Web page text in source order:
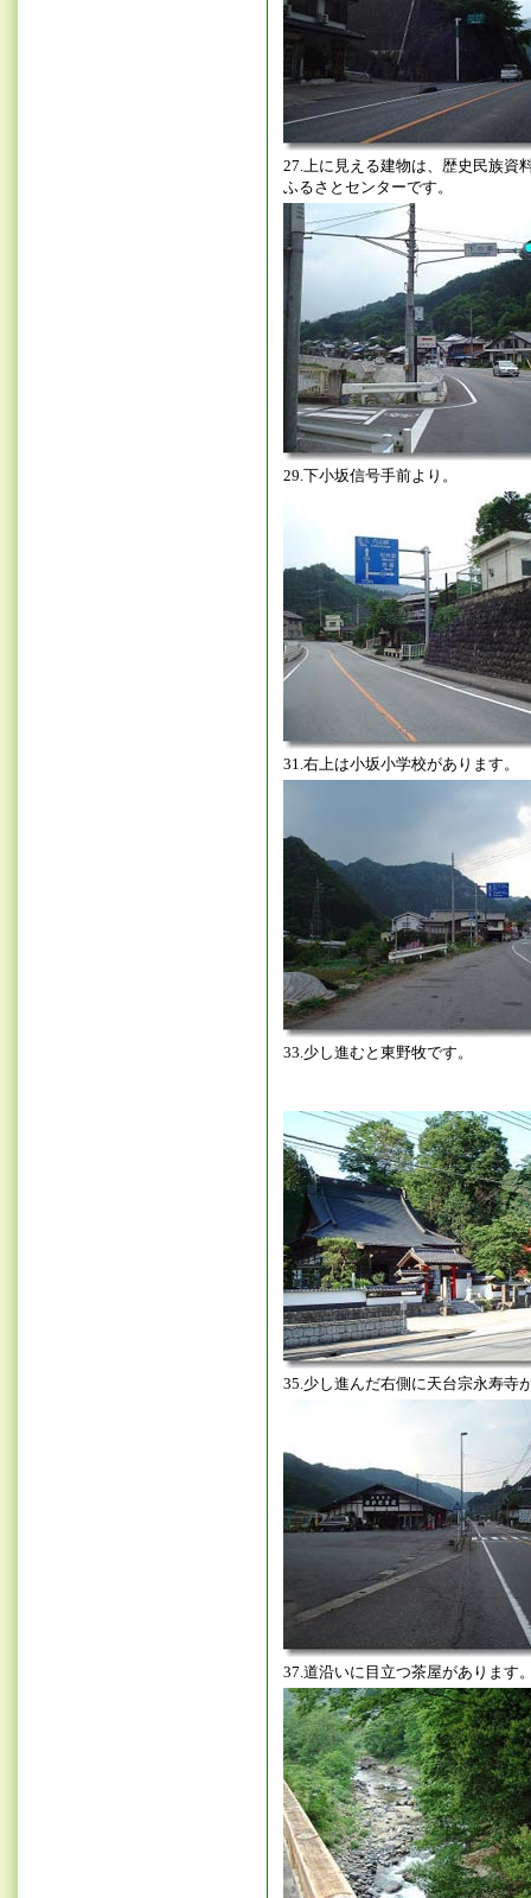
27.上に見える建物は、歴史民族資
ふるさとセンターです。
29.下小坂信号手前より。
31.右上は小坂小学校があります。
33.少し進むと東野牧です。
35.少し進んだ右側に天台宗永寿寺
37.道沿いに目立つ茶屋があります